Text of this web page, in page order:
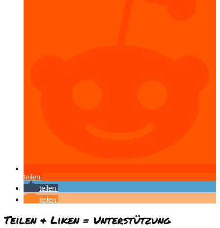
teilen
teilen
teilen
Teilen & Liken = Unterstützung